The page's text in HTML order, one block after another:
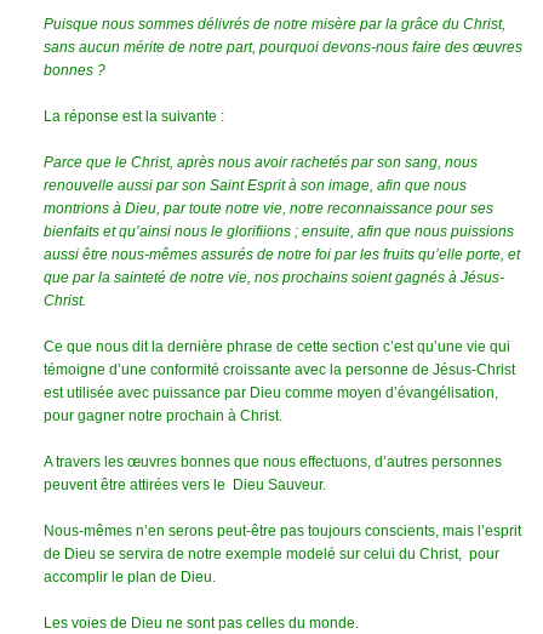
Puisque nous sommes délivrés de notre misère par la grâce du Christ,
sans aucun mérite de notre part, pourquoi devons-nous faire des œuvres
bonnes ?
La réponse est la suivante :
Parce que le Christ, après nous avoir rachetés par son sang, nous
renouvelle aussi par son Saint Esprit à son image, afin que nous
montrions à Dieu, par toute notre vie, notre reconnaissance pour ses
bienfaits et qu’ainsi nous le glorifiions ; ensuite, afin que nous puissions
aussi être nous-mêmes assurés de notre foi par les fruits qu’elle porte, et
que par la sainteté de notre vie, nos prochains soient gagnés à Jésus-
Christ.
Ce que nous dit la dernière phrase de cette section c’est qu’une vie qui
témoigne d’une conformité croissante avec la personne de Jésus-Christ
est utilisée avec puissance par Dieu comme moyen d’évangélisation,
pour gagner notre prochain à Christ.
A travers les œuvres bonnes que nous effectuons, d’autres personnes
peuvent être attirées vers le Dieu Sauveur.
Nous-mêmes n’en serons peut-être pas toujours conscients, mais l’esprit
de Dieu se servira de notre exemple modelé sur celui du Christ, pour
accomplir le plan de Dieu.
Les voies de Dieu ne sont pas celles du monde.